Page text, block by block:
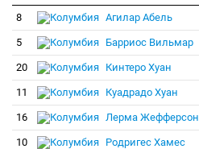
8
Агилар Абель
5 Барриос Вильмар
20 Кинтеро Хуан
11 Куадрадо Хуан
16 Лерма Жефферсон
10 Родригес Хамес